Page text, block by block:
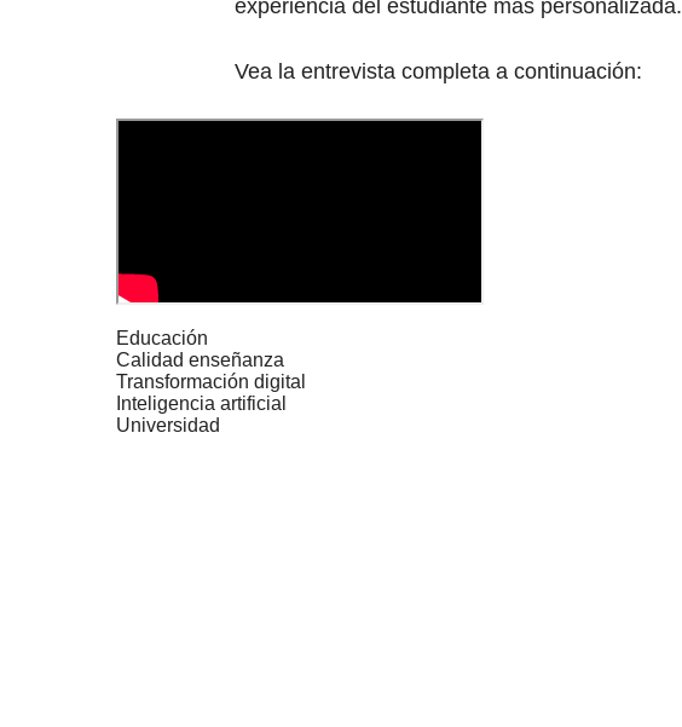
experiencia del estudiante más personalizada.
Vea la entrevista completa a continuación:
Educación
Calidad enseñanza
Transformación digital
Inteligencia artificial
Universidad